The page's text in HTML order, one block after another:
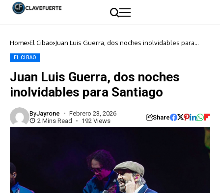
Home El Cibao Juan Luis Guerra, dos noches inolvidables para
EL CIBAO
Juan Luis Guerra, dos noches
inolvidables para Santiago
ByJayrone
Febrero 23, 2026
2 Mins Read
192 Views Share